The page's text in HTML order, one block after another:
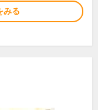
みる